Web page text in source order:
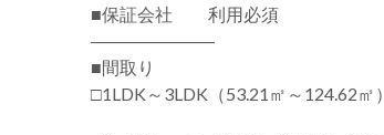
■保証会社 利用必須
―――――――
■間取り
□1LDK～3LDK（53.21㎡～124.62㎡）